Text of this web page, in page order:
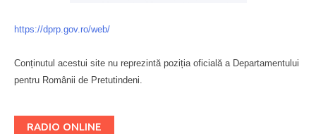
https://dprp.gov.ro/web/
Conținutul acestui site nu reprezintă poziția oficială a Departamentului
pentru Românii de Pretutindeni.
RADIO ONLINE